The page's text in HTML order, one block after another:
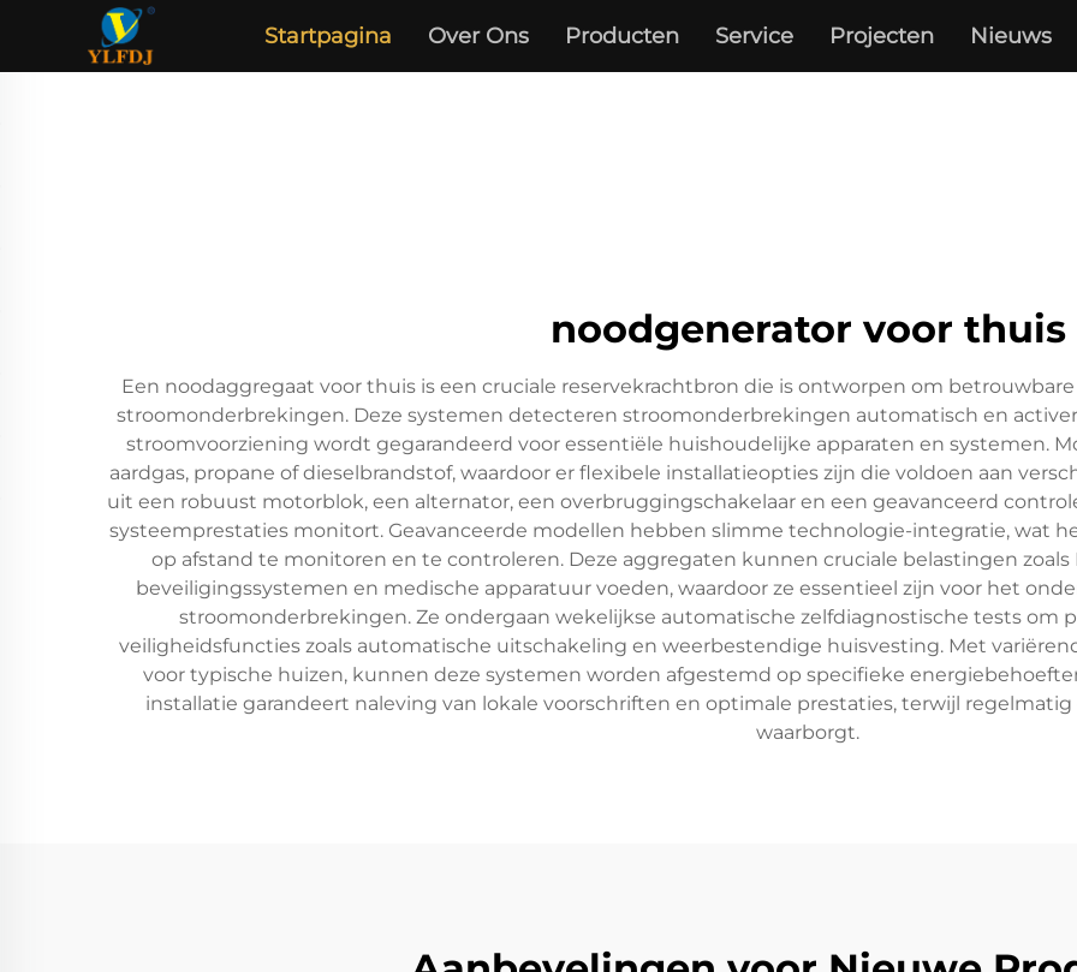
Startpagina Over Ons Producten Service Projecten Nieuws
noodgenerator voor thuis
Een noodaggregaat voor thuis is een cruciale reservekrachtbron die is ontworpen om
stroomonderbrekingen. Deze systemen detecteren stroomonderbrekingen automatisch en
stroomvoorziening wordt gegarandeerd voor essentiële huishoudelijke apparaten en systemen.
aardgas, propane of dieselbrandstof, waardoor er flexibele installatieopties zijn die voldoen aan
uit een robuust motorblok, een alternator, een overbruggingschakelaar en een geavanceerd
systeemprestaties monitort. Geavanceerde modellen hebben slimme technologie-integratie, wat
op afstand te monitoren en te controleren. Deze aggregaten kunnen cruciale belastingen
beveiligingssystemen en medische apparatuur voeden, waardoor ze essentieel zijn voor het
stroomonderbrekingen. Ze ondergaan wekelijkse automatische zelfdiagnostische tests om
veiligheidsfuncties zoals automatische uitschakeling en weerbestendige huisvesting. Met
voor typische huizen, kunnen deze systemen worden afgestemd op specifieke
installatie garandeert naleving van lokale voorschriften en optimale prestaties, terwijl
waarborgt.